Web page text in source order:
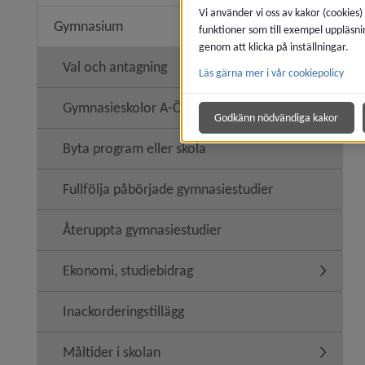
Gymnasium
Val och antagning
Gymnasieskolor A-Ö
Byta program eller skola
Fullfölja påbörjade gymnasiestudier
Återuppta gymnasiestudier
Ekonomi, studiebidrag
Inackorderingstillägg
Måltider i skolan
Vi använder vi oss av kakor
funktioner som till exempel
genom att klicka på inställningar.
Läs gärna mer i vår cookiepolicy
Godkänn nödvändiga kakor